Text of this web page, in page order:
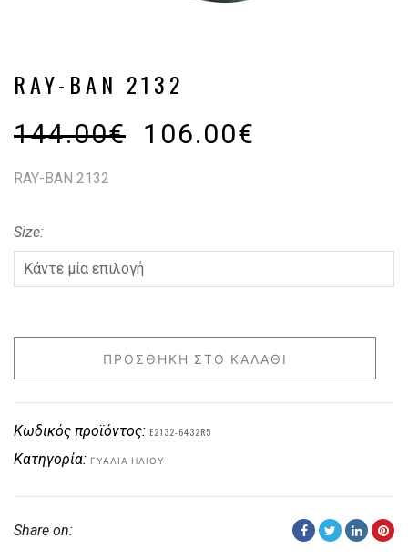
RAY-BAN 2132
144.00€ 106.00€
RAY-BAN 2132
Size
ΠΡΟΣΘΉΚΗ ΣΤΟ ΚΑΛΆΘΙ
Κωδικός προϊόντος: E2132-6432R5
Κατηγορία: ΓΥΑΛΙΆ ΗΛΊΟΥ
Share on: